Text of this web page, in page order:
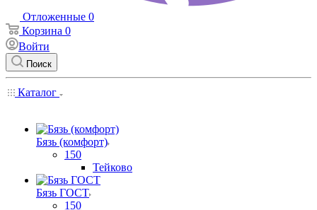
Отложенные 0
Корзина 0
Войти
Поиск
Каталог
Бязь (комфорт)
150
Тейково
Бязь ГОСТ
150